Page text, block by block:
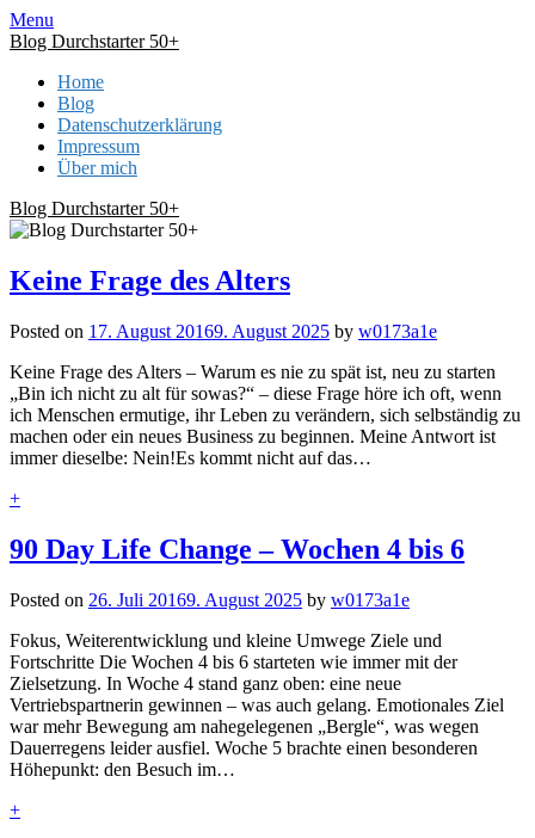
Skip
to
Menu
Blog Durchstarter 50+
Home
Blog
Datenschutzerklärung
Impressum
Über mich
Blog Durchstarter 50+
Blog
Keine Frage des Alters
Posted on 17. August 20169. August 2025 by w0173a1e
Keine Frage des Alters – Warum es nie zu spät ist, neu zu starten
„Bin ich nicht zu alt für sowas?“ – diese Frage höre ich oft, wenn
ich Menschen ermutige, ihr Leben zu verändern, sich selbständig zu
machen oder ein neues Business zu beginnen. Meine Antwort ist
immer dieselbe: Nein!Es kommt nicht auf das…
+
90 Day Life Change – Wochen 4 bis 6
Posted on 26. Juli 20169. August 2025 by w0173a1e
Fokus, Weiterentwicklung und kleine Umwege Ziele und
Fortschritte Die Wochen 4 bis 6 starteten wie immer mit der
Zielsetzung. In Woche 4 stand ganz oben: eine neue
Vertriebspartnerin gewinnen – was auch gelang. Emotionales Ziel
war mehr Bewegung am nahegelegenen „Bergle“, was wegen
Dauerregens leider ausfiel. Woche 5 brachte einen besonderen
Höhepunkt: den Besuch im…
+